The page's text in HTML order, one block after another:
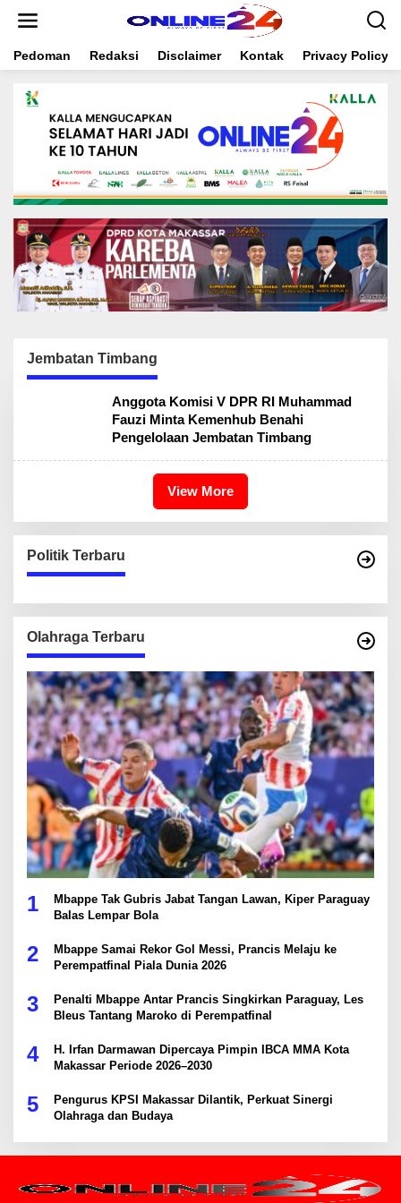
t
Pedoman Redaksi Disclaimer Kontak Privacy Policy
Jembatan Timbang
Anggota Komisi V DPR RI Muhammad
Fauzi Minta Kemenhub Benahi
Pengelolaan Jembatan Timbang
View More
Politik Terbaru
Olahraga Terbaru
1
Mbappe Tak Gubris Jabat Tangan Lawan, Kiper Paraguay
Balas Lempar Bola
2
Mbappe Samai Rekor Gol Messi, Prancis Melaju ke
Perempatfinal Piala Dunia 2026
3
Penalti Mbappe Antar Prancis Singkirkan Paraguay, Les
Bleus Tantang Maroko di Perempatfinal
4
H. Irfan Darmawan Dipercaya Pimpin IBCA MMA Kota
Makassar Periode 2026–2030
5
Pengurus KPSI Makassar Dilantik, Perkuat Sinergi
Olahraga dan Budaya